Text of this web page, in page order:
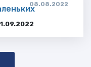
08.08.2022